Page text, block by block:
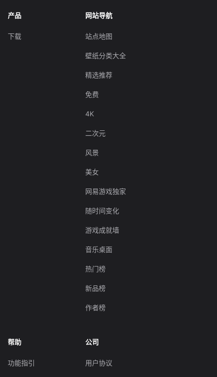
产品
下载
网站导航
站点地图
壁纸分类大全
精选推荐
免费
4K
二次元
风景
美女
网易游戏独家
随时间变化
游戏成就墙
音乐桌面
热门榜
新品榜
作者榜
帮助
功能指引
公司
用户协议